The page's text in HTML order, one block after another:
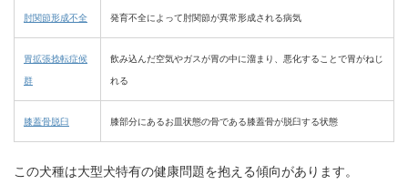
肘関節形成不全 発育不全によって肘関節が異常形成される病気
胃拡張捻転症候
群
飲み込んだ空気やガスが胃の中に溜まり、悪化することで胃がねじ
れる
膝蓋骨脱臼 膝部分にあるお皿状態の骨である膝蓋骨が脱臼する状態
この犬種は大型犬特有の健康問題を抱える傾向があります。​